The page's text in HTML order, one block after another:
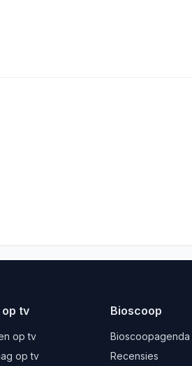
op tv
op tv
op tv
Bioscoop
Bioscoopagenda
Recensies